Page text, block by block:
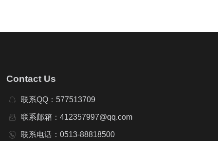
Contact Us
联系QQ：577513709
联系邮箱：412357997@qq.com
联系电话：0513-88818500